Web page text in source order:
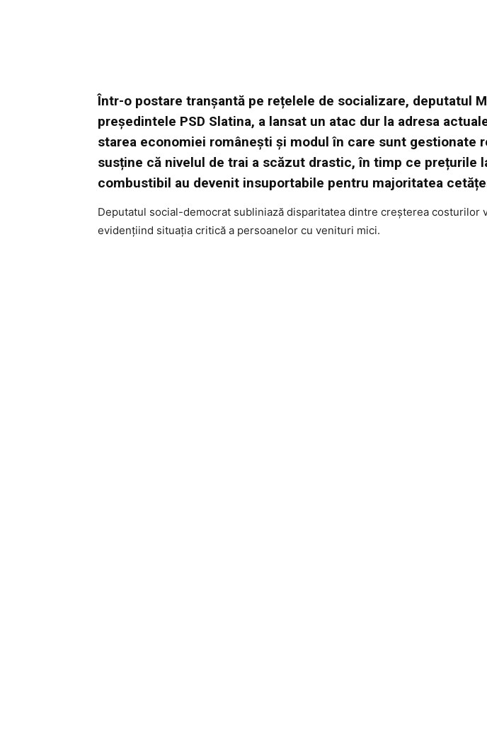
Într-o postare tranșantă pe rețelele de socializare, deputatul
președintele PSD Slatina, a lansat un atac dur la adresa
starea economiei românești și modul în care sunt gestionate
susține că nivelul de trai a scăzut drastic, în timp ce prețurile
combustibil au devenit insuportabile pentru majoritatea
Deputatul social-democrat subliniază disparitatea dintre creșterea costurilor
evidențiind situația critică a persoanelor cu venituri mici.